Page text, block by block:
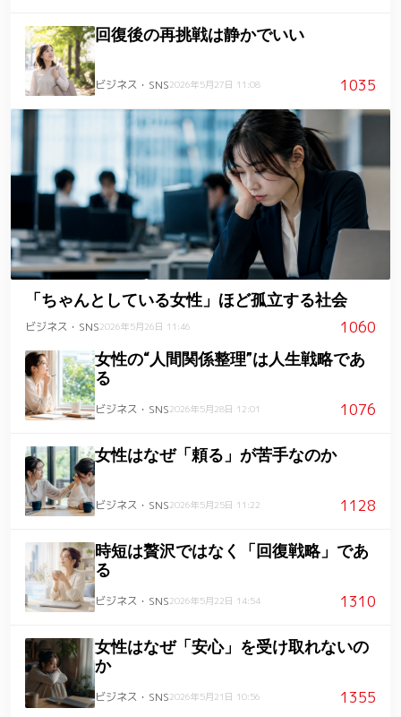
回復後の再挑戦は静かでいい
ビジネス・SNS2026年5月27日 11:08 1035
「ちゃんとしている女性」ほど孤立する社会
ビジネス・SNS2026年5月26日 11:46 1060
女性の“人間関係整理”は人生戦略であ
る
ビジネス・SNS2026年5月28日 12:01 1076
女性はなぜ「頼る」が苦手なのか
ビジネス・SNS2026年5月25日 11:22 1128
時短は贅沢ではなく「回復戦略」であ
る
ビジネス・SNS2026年5月22日 14:54 1310
女性はなぜ「安心」を受け取れないの
か
ビジネス・SNS2026年5月21日 10:56 1355